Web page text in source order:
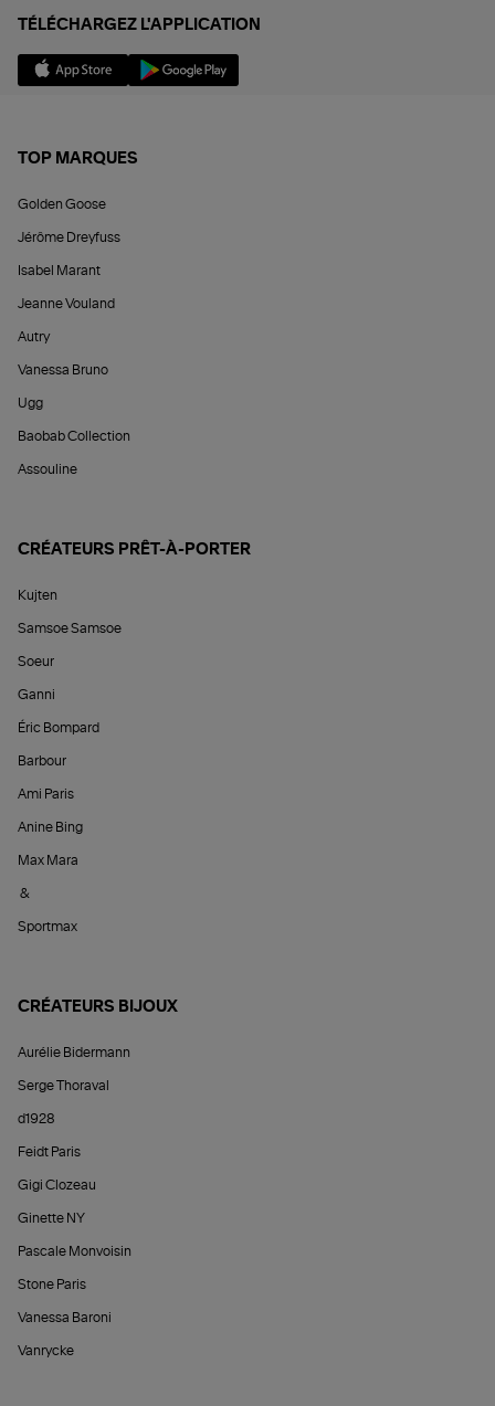
TÉLÉCHARGEZ L'APPLICATION
TOP MARQUES
Golden Goose
Jérôme Dreyfuss
Isabel Marant
Jeanne Vouland
Autry
Vanessa Bruno
Ugg
Baobab Collection
Assouline
CRÉATEURS PRÊT-À-PORTER
Kujten
Samsoe Samsoe
Soeur
Ganni
Éric Bompard
Barbour
Ami Paris
Anine Bing
Max Mara
&
Sportmax
CRÉATEURS BIJOUX
Aurélie Bidermann
Serge Thoraval
d1928
Feidt Paris
Gigi Clozeau
Ginette NY
Pascale Monvoisin
Stone Paris
Vanessa Baroni
Vanrycke